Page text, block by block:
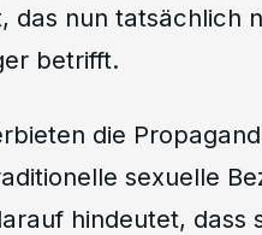
das nun tatsächlich
betrifft.
die
sexuelle
hindeutet, dass